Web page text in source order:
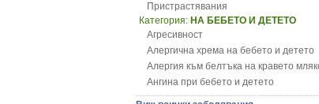
Пристрастявания
Категория: НА БЕБЕТО И ДЕТЕТО
Агресивност
Алергична хрема на бебето и детето
Алергия към белтъка на кравето
Ангина при бебето и детето
Анемия при бебето и детето